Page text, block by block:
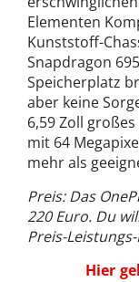
Elementen
Kunststoff-
Snapdragon
Speicherplatz
aber keine
6,59 Zoll
mit 64
mehr als
Preis: Das
220 Euro. Du
Preis-
Hier